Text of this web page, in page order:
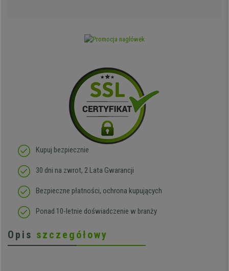
Kupuj bezpiecznie
30 dni na zwrot, 2 Lata Gwarancji
Bezpieczne płatności, ochrona kupujących
Ponad 10-letnie doświadczenie w branży
Opis szczegółowy